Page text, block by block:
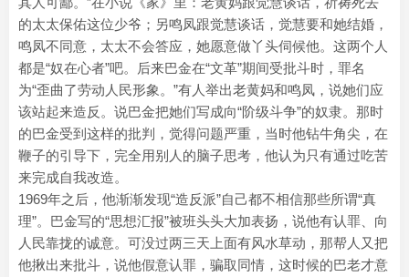
的太太保佑这位少爷；另鸣凤跟觉慧谈话，觉慧要和她结婚，
鸣凤不同意，太太不会答应，她愿意做丫头伺候他。这两个人
都是“奴在心者”吧。后来巴金在“文革”期间受批斗时，罪名
为“歪曲了劳动人民形象。”有人举出老黄妈和鸣凤，说她们应
该站起来造反。说巴金把她们写成向“阶级斗争”的奴隶。那时
的巴金受到这样的批判，觉得问题严重，当时他钻牛角尖，在
鞭子的引导下，完全用别人的脑子思考，他认为只有通过吃苦
来完成自我改造。
1969年之后，他渐渐发现“造反派”自己都不相信那些所谓“真
理”。巴金写的“思想汇报”被班头头大加表扬，说他有认罪、向
人民靠拢的诚意。可没过两三天上面有风水草动，那帮人又把
他揪出来批斗，说他假意认罪，骗取同情，这时候的巴老才意